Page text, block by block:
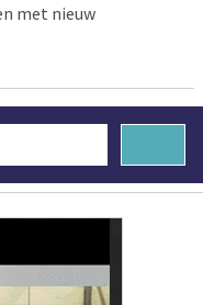
met nieuw